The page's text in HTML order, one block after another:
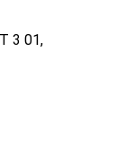
3 01,